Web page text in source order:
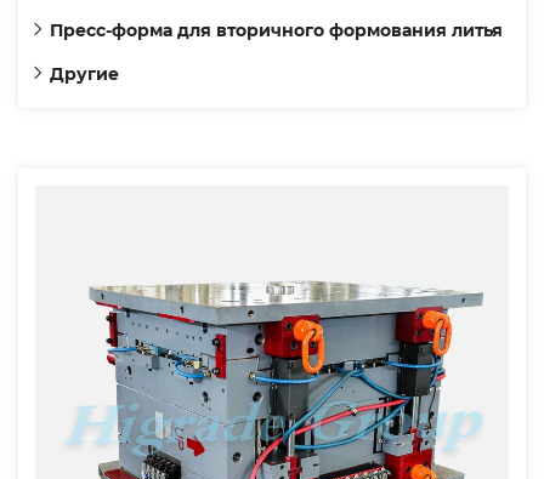
Пресс-форма для вторичного формования литья
Другие